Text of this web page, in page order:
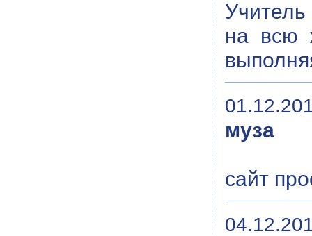
на всю
муза
сайт